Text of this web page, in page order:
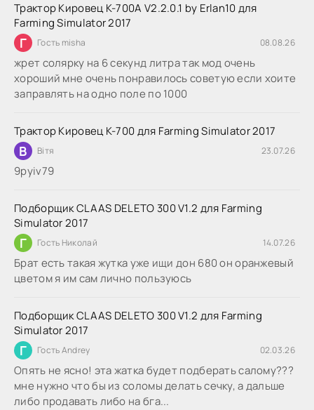
Трактор Кировец К-700А V2.2.0.1 by Erlan10 для
Farming Simulator 2017
Г Гость misha 08.08.26
жрет солярку на 6 секунд литра так мод очень
хороший мне очень понравилось советую если хоите
заправлять на одно поле по 1000
Трактор Кировец К-700 для Farming Simulator 2017
В Вітя 23.07.26
9руіv79
Подборщик CLAAS DELETO 300 V1.2 для Farming
Simulator 2017
Г Гость Николай 14.07.26
Брат есть такая жутка уже ищи дон 680 он оранжевый
цветом я им сам лично пользуюсь
Подборщик CLAAS DELETO 300 V1.2 для Farming
Simulator 2017
Г Гость Andrey 02.03.26
Опять не ясно! эта жатка будет подберать салому???
мне нужно что бы из соломы делать сечку, а дальше
либо продавать либо на бга...